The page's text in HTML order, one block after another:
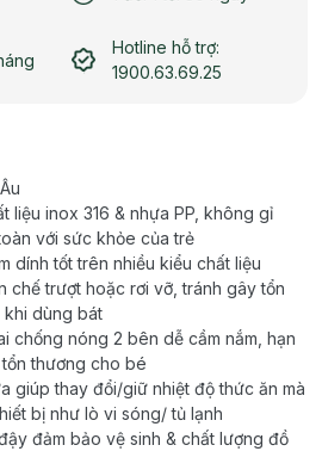
Hotline hỗ trợ:
1900.63.69.25
liệu inox 316 & nhựa PP, không gỉ
với sức khỏe của trẻ
dính tốt trên nhiều kiểu chất liệu
chế trượt hoặc rơi vỡ, tránh gây tổn
dùng bát
chống nóng 2 bên dễ cầm nắm, hạn
thương cho bé
giúp thay đổi/giữ nhiệt độ thức ăn mà
bị như lò vi sóng/ tủ lạnh
đảm bảo vệ sinh & chất lượng đồ